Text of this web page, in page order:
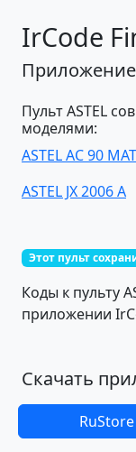
IrCode
Пульт ASTEL
моделями:
ASTEL AC 90
ASTEL JX 2006 A
Этот пульт
Коды к пульту
приложении
Скачать
RuStore